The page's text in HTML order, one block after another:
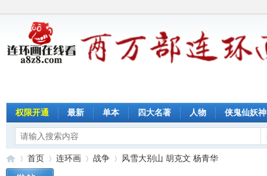
权限开通 最新 单本 四大名著 人物 侠鬼仙妖神
首页 连环画 战争 风雪大别山 胡克文 杨青华